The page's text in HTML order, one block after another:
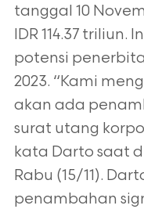
tanggal 10
IDR 114.37
potensi
2023. “Kami
akan ada
surat utang
kata Darto saat
Rabu (15/11).
penambahan